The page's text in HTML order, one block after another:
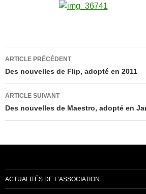
Navigation
des
articles
ARTICLE PRÉCÉDENT
Des nouvelles de Flip, adopté en 2011
ARTICLE SUIVANT
Des nouvelles de Maestro, adopté en
ACTUALITÉS DE L’ASSOCIATION